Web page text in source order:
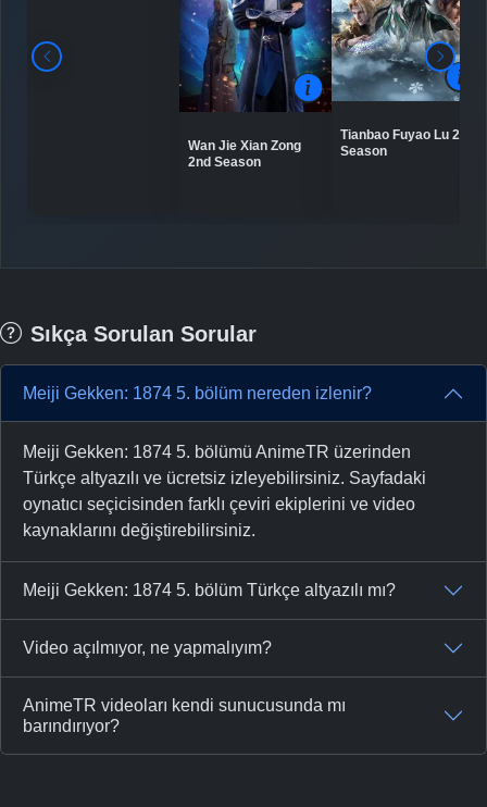
Wan Jie Xian Zong
2nd Season
Tianbao Fuyao Lu 2nd
Season
Sıkça Sorulan Sorular
Meiji Gekken: 1874 5. bölüm nereden izlenir?
Meiji Gekken: 1874 5. bölümü AnimeTR üzerinden
Türkçe altyazılı ve ücretsiz izleyebilirsiniz. Sayfadaki
oynatıcı seçicisinden farklı çeviri ekiplerini ve video
kaynaklarını değiştirebilirsiniz.
Meiji Gekken: 1874 5. bölüm Türkçe altyazılı mı?
Video açılmıyor, ne yapmalıyım?
AnimeTR videoları kendi sunucusunda mı
barındırıyor?